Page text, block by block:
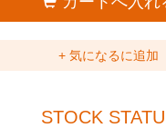
+ 気になるに追加
STOCK